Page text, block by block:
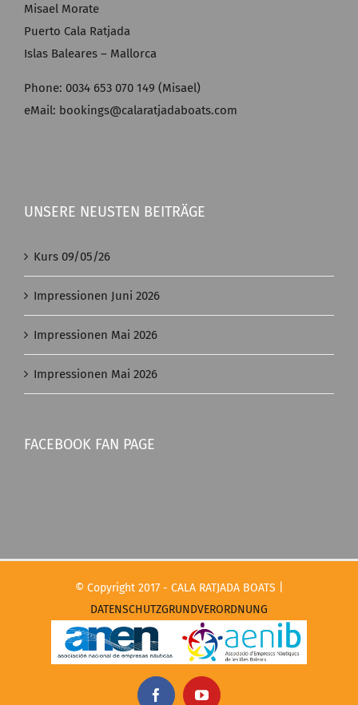
Misael Morate
Puerto Cala Ratjada
Islas Baleares – Mallorca
Phone: 0034 653 070 149 (Misael)
eMail: bookings@calaratjadaboats.com
UNSERE NEUSTEN BEITRÄGE
Kurs 09/05/26
Impressionen Juni 2026
Impressionen Mai 2026
Impressionen Mai 2026
FACEBOOK FAN PAGE
© Copyright 2017 - CALA RATJADA BOATS |
DATENSCHUTZGRUNDVERORDNUNG
FacebookYouTube